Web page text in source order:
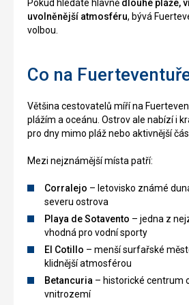
Pokud hledáte hlavně dlouhé pláže,
uvolněnější atmosféru, bývá
volbou.
Co na
Většina cestovatelů míří na
plážím a oceánu. Ostrov ale nabízí i
pro dny mimo pláž nebo aktivnější
Mezi nejznámější místa patří:
Corralejo – letovisko známé
severu ostrova
Playa de Sotavento – jedna z
vhodná pro vodní sporty
El Cotillo – menší surfařské
klidnější atmosférou
Betancuria – historické centrum
vnitrozemí